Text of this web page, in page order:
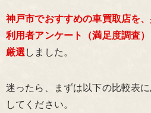
神戸市でおすすめの車買取店を
利用者アンケート（満足度調査
厳選しました。
迷ったら、まずは以下の比較表
してください。